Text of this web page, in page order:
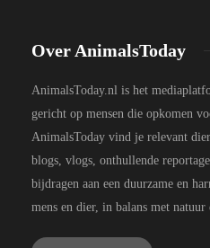
Over AnimalsToday
AnimalsToday.nl is het
gericht op mensen die opkomen
AnimalsToday vind je relevant
blogs, vlogs, onthullende
bijdragen aan een duurzame en
mens en dier, in balans met natuur